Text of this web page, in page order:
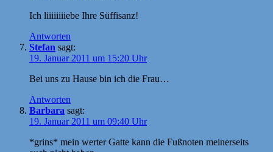
Ich liiiiiiiiebe Ihre Süffisanz!
Antworten
Stefan sagt:
19. Januar 2011 um 15:20 Uhr
Bei uns zu Hause bin ich die Frau…
Antworten
Barbara sagt:
19. Januar 2011 um 09:40 Uhr
*grins* mein werter Gatte kann die Fußnoten meinerseits